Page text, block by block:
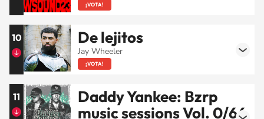
¡VOTA!
10 De lejitos
Jay Wheeler
¡VOTA!
11
Daddy Yankee: Bzrp
music sessions Vol. 0/66